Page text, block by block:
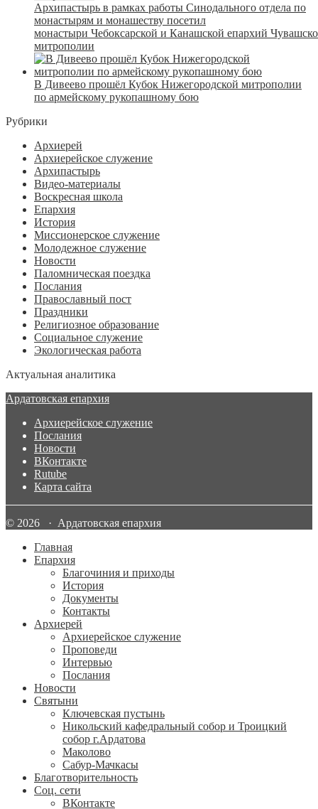
Архипастырь в рамках работы Синодального отдела по
монастырям и монашеству посетил
монастыри Чебоксарской и Канашской епархий
митрополии
В Дивеево прошёл Кубок Нижегородской митрополии
по армейскому рукопашному бою
Рубрики
Архиерей
Архиерейское служение
Архипастырь
Видео-материалы
Воскресная школа
Епархия
История
Миссионерское служение
Молодежное служение
Новости
Паломническая поездка
Послания
Православный пост
Праздники
Религиозное образование
Социальное служение
Экологическая работа
Актуальная аналитика
Ардатовская епархия
Архиерейское служение
Послания
Новости
ВКонтакте
Rutube
Карта сайта
© 2026 · Ардатовская епархия
Главная
Епархия
Благочиния и приходы
История
Документы
Контакты
Архиерей
Архиерейское служение
Проповеди
Интервью
Послания
Новости
Святыни
Ключевская пустынь
Никольский кафедральный собор и Троицкий
собор г.Ардатова
Маколово
Сабур-Мачкасы
Благотворительность
Соц. сети
ВКонтакте